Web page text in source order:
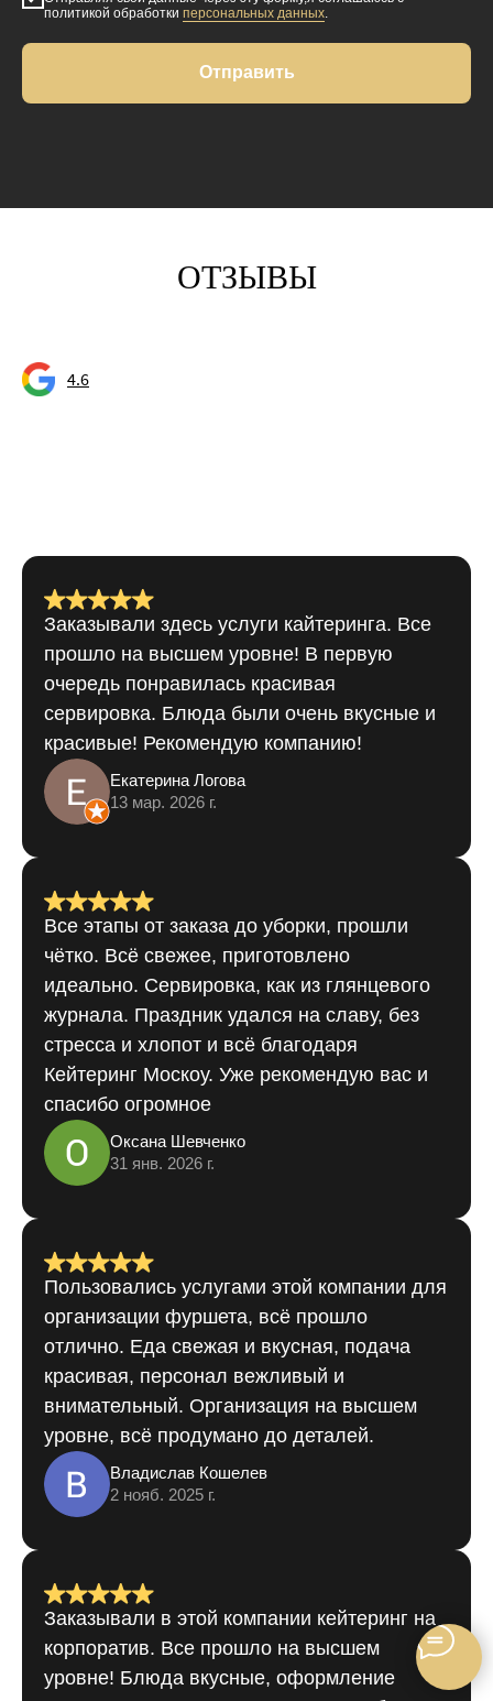
Заказывали здесь услуги кайтеринга. Все
прошло на высшем уровне! В первую
очередь понравилась красивая
сервировка. Блюда были очень вкусные и
красивые! Рекомендую компанию!
Екатерина Логова
13 мар. 2026 г.
Все этапы от заказа до уборки, прошли
чётко. Всё свежее, приготовлено
идеально. Сервировка, как из глянцевого
журнала. Праздник удался на славу, без
стресса и хлопот и всё благодаря
Кейтеринг Москоу. Уже рекомендую вас и
спасибо огромное
Оксана Шевченко
31 янв. 2026 г.
Пользовались услугами этой компании для
организации фуршета, всё прошло
отлично. Еда свежая и вкусная, подача
красивая, персонал вежливый и
внимательный. Организация на высшем
уровне, всё продумано до деталей.
Владислав Кошелев
2 нояб. 2025 г.
Заказывали в этой компании кейтеринг на
корпоратив. Все прошло на высшем
уровне! Блюда вкусные, оформление
красивое, доставка вовремя. Гости были в